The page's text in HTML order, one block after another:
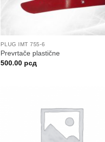
PLUG IMT 755-6
Prevrtače plastične
500.00 рсд